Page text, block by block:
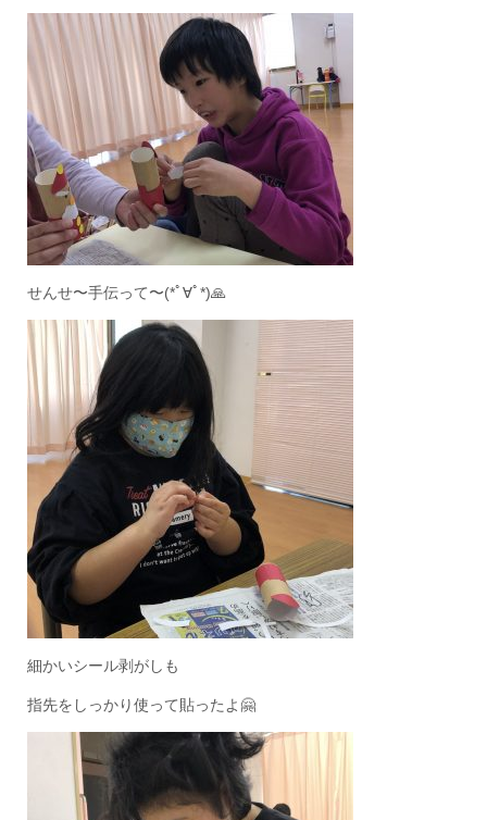
せんせ〜手伝って〜(*ﾟ∀ﾟ*)🙏
細かいシール剥がしも
指先をしっかり使って貼ったよ🤗